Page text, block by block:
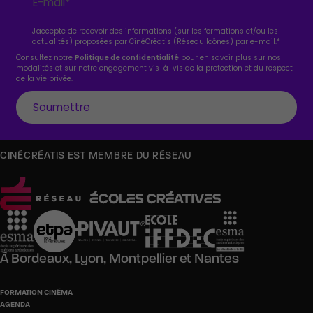
J'accepte de recevoir des informations (sur les formations et/ou les
actualités) proposées par CinéCréatis (Réseau Icônes) par e-mail.*
Consultez notrePolitique de confidentialité pour en savoir plus sur nos
modalités et sur notre engagement vis-à-vis de la protection et du respect
de la vie privée.
CINÉCRÉATIS EST MEMBRE DU RÉSEAU
À Bordeaux, Lyon, Montpellieret Nantes
FORMATION CINÉMA
AGENDA